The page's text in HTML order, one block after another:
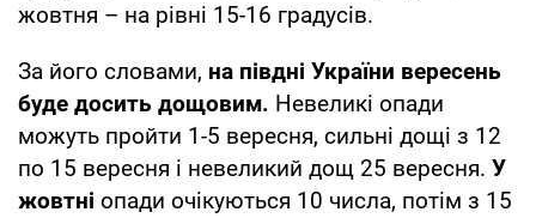
жовтня – на рівні 15-16 градусів.
За його словами, на півдні України вересень
буде досить дощовим. Невеликі опади
можуть пройти 1-5 вересня, сильні дощі з 12
по 15 вересня і невеликий дощ 25 вересня. У
жовтні опади очікуються 10 числа, потім з 15